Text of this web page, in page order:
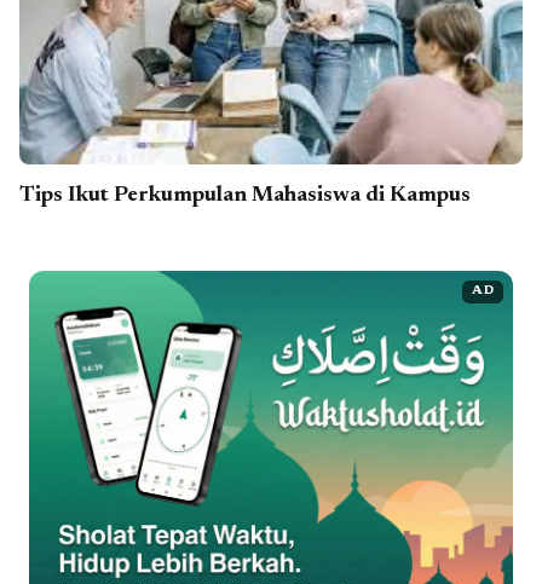
Tips Ikut Perkumpulan Mahasiswa di Kampus
AD